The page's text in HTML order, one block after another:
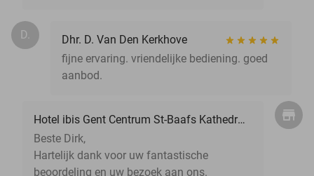
D.
Dhr. D. Van Den Kerkhove
fijne ervaring. vriendelijke bediening. goed
aanbod.
Hotel ibis Gent Centrum St-Baafs Kathedraal
Beste Dirk,
Hartelijk dank voor uw fantastische
beoordeling en uw bezoek aan ons.